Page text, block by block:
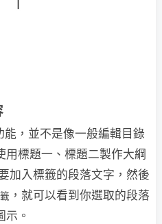
，並不是像一般編輯目錄
標題一、標題二製作大綱
加入標籤的段落文字，然後
，就可以看到你選取的段落
示。